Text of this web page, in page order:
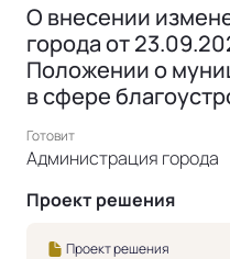
О внесении
города от
Положении о
в сфере
Готовит
Администрация города
Проект решения
Проект решения